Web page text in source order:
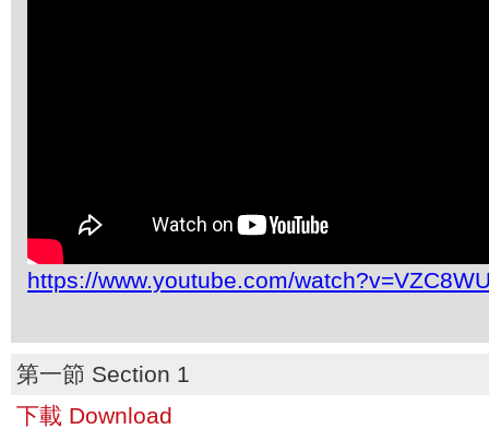
https://www.youtube.com/
第一節 Section 1
下載 Download